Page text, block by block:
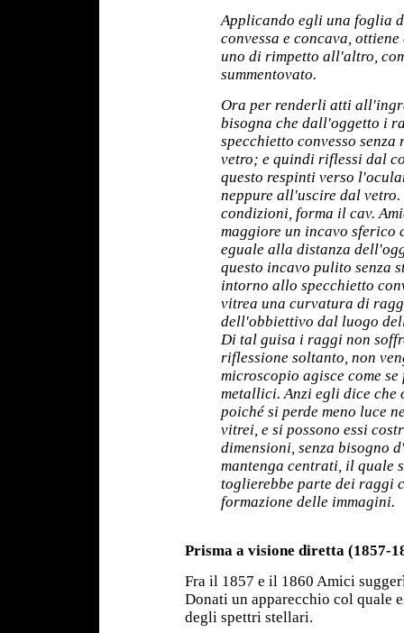
Applicando egli una foglia
convessa e concava,
uno di rimpetto all'altro,
summentovato.
Ora per renderli atti
bisogna che dall'oggetto i
specchietto convesso
vetro; e quindi riflessi dal
questo respinti verso
neppure all'uscire dal vetro.
condizioni, forma il cav.
maggiore un incavo
eguale alla distanza
questo incavo pulito senza
intorno allo specchietto
vitrea una curvatura di
dell'obbiettivo dal luogo
Di tal guisa i raggi non
riflessione soltanto, non
microscopio agisce come
metallici. Anzi egli dice che
poiché si perde meno luce
vitrei, e si possono essi
dimensioni, senza bisogno
mantenga centrati, il quale
toglierebbe parte dei raggi
formazione delle immagini.
Prisma a visione diretta (1857-
Fra il 1857 e il 1860 Amici
Donati un apparecchio col quale
degli spettri stellari.